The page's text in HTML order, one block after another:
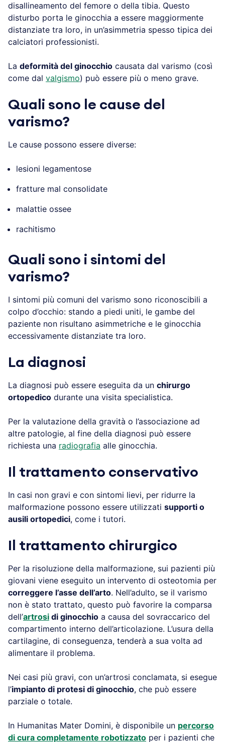
disallineamento del femore o della tibia. Questo
disturbo porta le ginocchia a essere maggiormente
distanziate tra loro, in un’asimmetria spesso tipica dei
calciatori professionisti.
La deformità del ginocchio causata dal varismo (così
come dal valgismo) può essere più o meno grave.
Quali sono le cause del
varismo?
Le cause possono essere diverse:
lesioni legamentose
fratture mal consolidate
malattie ossee
rachitismo
Quali sono i sintomi del
varismo?
I sintomi più comuni del varismo sono riconoscibili a
colpo d’occhio: stando a piedi uniti, le gambe del
paziente non risultano asimmetriche e le ginocchia
eccessivamente distanziate tra loro.
La diagnosi
La diagnosi può essere eseguita da un chirurgo
ortopedico durante una visita specialistica.
Per la valutazione della gravità o l’associazione ad
altre patologie, al fine della diagnosi può essere
richiesta una radiografia alle ginocchia.
Il trattamento conservativo
In casi non gravi e con sintomi lievi, per ridurre la
malformazione possono essere utilizzati supporti o
ausili ortopedici, come i tutori.
Il trattamento chirurgico
Per la risoluzione della malformazione, sui pazienti più
giovani viene eseguito un intervento di osteotomia per
correggere l’asse dell’arto. Nell’adulto, se il varismo
non è stato trattato, questo può favorire la comparsa
dell’artrosi di ginocchio a causa del sovraccarico del
compartimento interno dell’articolazione. L’usura della
cartilagine, di conseguenza, tenderà a sua volta ad
alimentare il problema.
Nei casi più gravi, con un’artrosi conclamata, si esegue
l’impianto di protesi di ginocchio, che può essere
parziale o totale.
In Humanitas Mater Domini, è disponibile un percorso
di cura completamente robotizzato per i pazienti che